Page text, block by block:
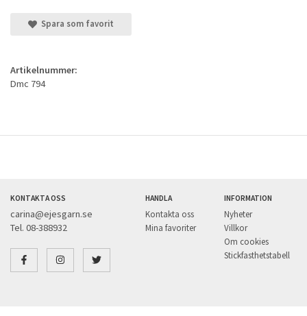
Spara som favorit
Artikelnummer:
Dmc 794
KONTAKTA OSS
carina@ejesgarn.se
Tel. 08-388932
HANDLA
Kontakta oss
Mina favoriter
INFORMATION
Nyheter
Villkor
Om cookies
Stickfasthetstabell